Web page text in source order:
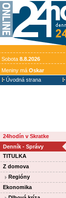
Sobota 8.8.2026
Meniny má Oskar
Úvodná strana
24hodín v Skratke
Denník - Správy
TITULKA
Z domova
Regióny
Ekonomika